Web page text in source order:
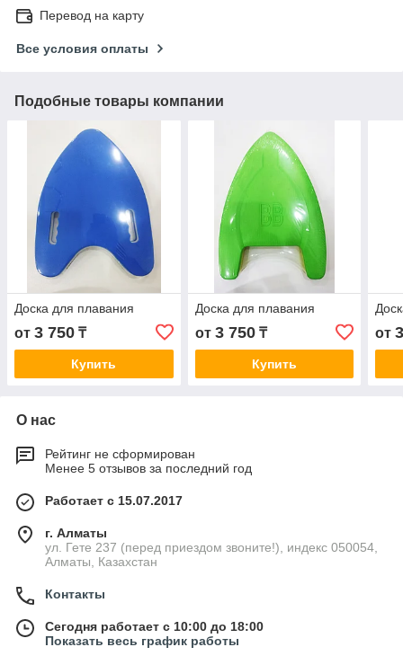
Перевод на карту
Все условия оплаты
Подобные товары компании
Доска для плавания
от 3 750 ₸
Купить
Доска для плавания
от 3 750₸
Купить
от
О нас
Рейтинг не сформирован
Менее 5 отзывов за последний год
Работает с 15.07.2017
г. Алматы
ул. Гете 237 (перед приездом звоните!), индекс 050054,
Алматы, Казахстан
Контакты
Сегодня работает с 10:00 до 18:00
Показать весь график работы